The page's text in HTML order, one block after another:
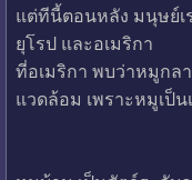
แต่ทีนี้ตอนหลัง มนุษย์เ
ยุโรป และอเมริกา
ที่อเมริกา พบว่าหมูกล
แวดล้อม เพราะหมูเป็น